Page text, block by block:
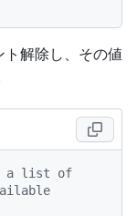
解除し、その値
a list of